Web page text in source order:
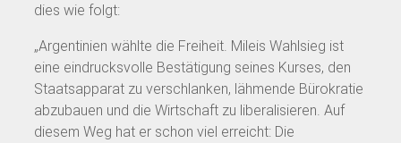
dies wie folgt:
„Argentinien wählte die Freiheit. Mileis Wahlsieg ist
eine eindrucksvolle Bestätigung seines Kurses, den
Staatsapparat zu verschlanken, lähmende Bürokratie
abzubauen und die Wirtschaft zu liberalisieren. Auf
diesem Weg hat er schon viel erreicht: Die